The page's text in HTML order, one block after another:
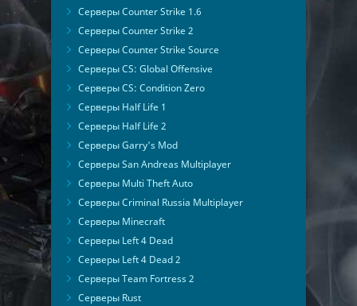
Серверы Counter Strike 1.6
Серверы Counter Strike 2
Серверы Counter Strike Source
Серверы CS: Global Offensive
Серверы CS: Condition Zero
Серверы Half Life 1
Серверы Half Life 2
Серверы Garry's Mod
Серверы San Andreas Multiplayer
Серверы Multi Theft Auto
Серверы Criminal Russia Multiplayer
Серверы Minecraft
Серверы Left 4 Dead
Серверы Left 4 Dead 2
Серверы Team Fortress 2
Серверы Rust